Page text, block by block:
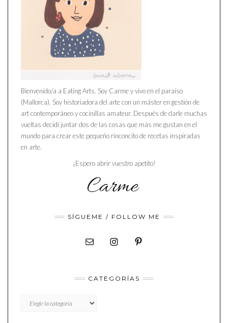
Bienvenido/a a Eating Arts. Soy Carme y vivo en el paraíso
(Mallorca). Soy historiadora del arte con un máster en gestión de
art contemporáneo y cocinillas amateur. Después de darle muchas
vueltas decidí juntar dos de las cosas que más me gustan en el
mundo para crear este pequeño rinconcito de recetas inspiradas
en arte.
¡Espero abrir vuestro apetito!
SÍGUEME / FOLLOW ME
CATEGORÍAS